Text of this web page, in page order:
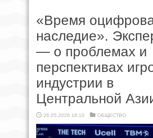
«Время
наследие».
— о проблемах и
перспективах
индустрии в
Центральной
26.05.2026 18:10 ОБЩЕСТВО